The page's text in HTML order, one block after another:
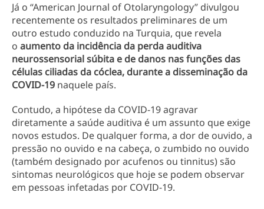
Já o “American Journal of Otolaryngology” divulgou
recentemente os resultados preliminares de um
outro estudo conduzido na Turquia, que revela
o aumento da incidência da perda auditiva
neurossensorial súbita e de danos nas funções das
células ciliadas da cóclea, durante a disseminação da
COVID-19 naquele país.
Contudo, a hipótese da COVID-19 agravar
diretamente a saúde auditiva é um assunto que exige
novos estudos. De qualquer forma, a dor de ouvido, a
pressão no ouvido e na cabeça, o zumbido no ouvido
(também designado por acufenos ou tinnitus) são
sintomas neurológicos que hoje se podem observar
em pessoas infetadas por COVID-19.